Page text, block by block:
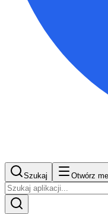
Szukaj Otwórz